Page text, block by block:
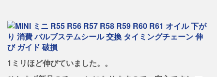
1ミリほど伸びていました。。